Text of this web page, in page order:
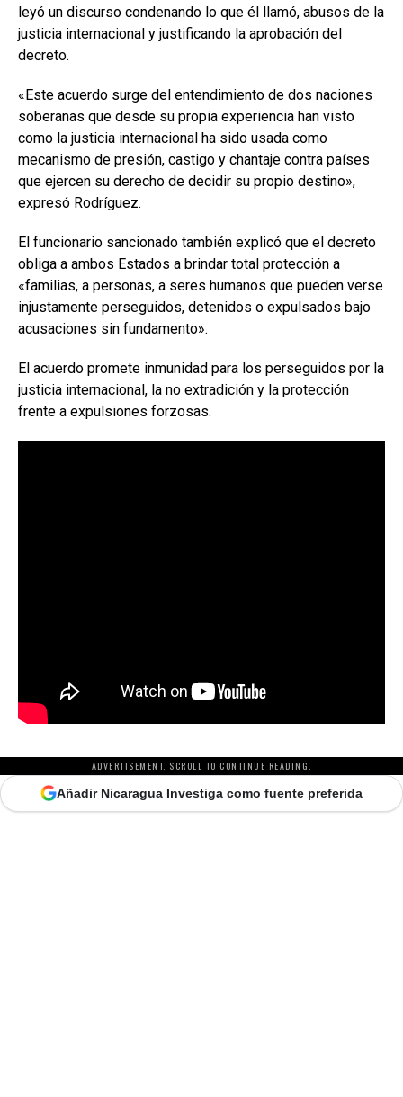
leyó un discurso condenando lo que él llamó, abusos de la
justicia internacional y justificando la aprobación del
decreto.
«Este acuerdo surge del entendimiento de dos naciones
soberanas que desde su propia experiencia han visto
como la justicia internacional ha sido usada como
mecanismo de presión, castigo y chantaje contra países
que ejercen su derecho de decidir su propio destino»,
expresó Rodríguez.
El funcionario sancionado también explicó que el decreto
obliga a ambos Estados a brindar total protección a
«familias, a personas, a seres humanos que pueden verse
injustamente perseguidos, detenidos o expulsados bajo
acusaciones sin fundamento».
El acuerdo promete inmunidad para los perseguidos por la
justicia internacional, la no extradición y la protección
frente a expulsiones forzosas.
ADVERTISEMENT. SCROLL TO CONTINUE READING.
Añadir Nicaragua Investiga como fuente preferida